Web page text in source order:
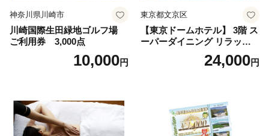
神奈川県川崎市
川崎国際生田緑地ゴルフ場
ご利用券 3,000点
10,000円
東京都文京区
【東京ドームホテル】 3階 ス
ーパーダイニング リラッサ
ランチブッフェ お食事券 大
人1名様分 関東 東京 ご利用
24,000円